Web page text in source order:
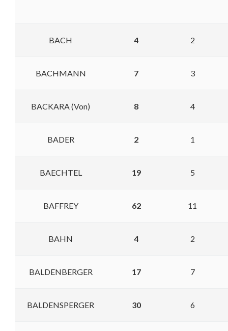
BACH 4 2
BACHMANN 7 3
BACKARA (Von) 8 4
BADER 2 1
BAECHTEL 19 5
BAFFREY 62 11
BAHN 4 2
BALDENBERGER 17 7
BALDENSPERGER 30 6